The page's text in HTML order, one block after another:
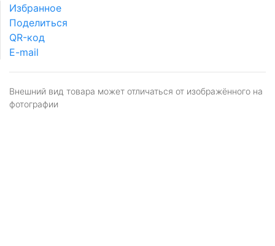
Избранное
Поделиться
QR-код
E-mail
Внешний вид товара может отличаться от изображённого на
фотографии